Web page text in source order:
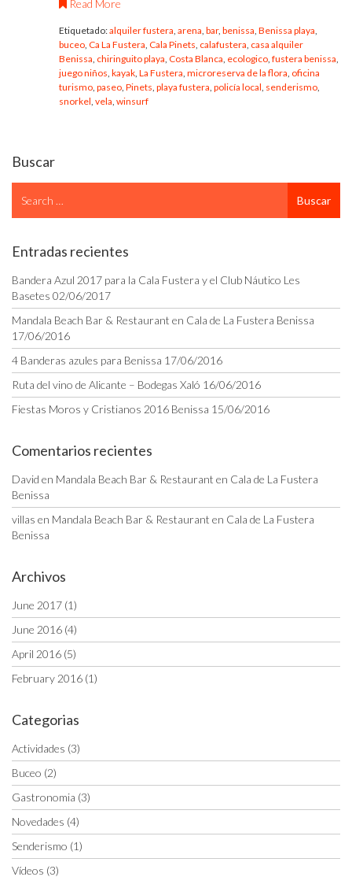
Read More
Etiquetado:alquiler fustera, arena, bar, benissa, Benissa playa,
buceo, Ca La Fustera, Cala Pinets, calafustera, casa alquiler
Benissa, chiringuito playa, Costa Blanca, ecologico, fustera benissa,
juego niños, kayak, La Fustera, microreserva de la flora, oficina
turismo, paseo, Pinets, playa fustera, policía local, senderismo,
snorkel, vela, winsurf
Buscar
for
Buscar
Entradas recientes
Bandera Azul 2017 para la Cala Fustera y el Club Náutico Les
Basetes 02/06/2017
Mandala Beach Bar & Restaurant en Cala de La Fustera Benissa
17/06/2016
4 Banderas azules para Benissa 17/06/2016
Ruta del vino de Alicante – Bodegas Xaló 16/06/2016
Fiestas Moros y Cristianos 2016 Benissa 15/06/2016
Comentarios recientes
David en Mandala Beach Bar & Restaurant en Cala de La Fustera
Benissa
villas en Mandala Beach Bar & Restaurant en Cala de La Fustera
Benissa
Archivos
June 2017 (1)
June 2016 (4)
April 2016 (5)
February 2016 (1)
Categorias
Actividades (3)
Buceo (2)
Gastronomia (3)
Novedades (4)
Senderismo (1)
Vídeos (3)